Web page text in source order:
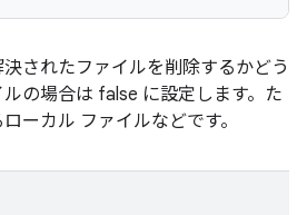
されたファイルを削除するかどう
の場合は false に設定します。た
ーカル ファイルなどです。